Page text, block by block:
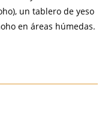
un tablero de yeso
en áreas húmedas.